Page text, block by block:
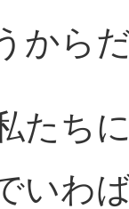
から
たち
いわ